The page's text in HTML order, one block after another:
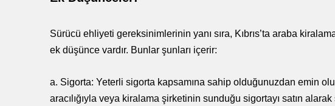
Sürücü ehliyeti gereksinimlerinin yanı sıra, Kıbrıs’ta araba
ek düşünce vardır. Bunlar şunları içerir:
a. Sigorta: Yeterli sigorta kapsamına sahip olduğunuzdan emin
aracılığıyla veya kiralama şirketinin sunduğu sigortayı satın